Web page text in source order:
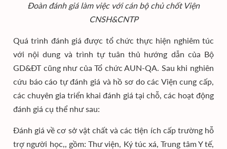
Đoàn đánh giá làm việc với cán bộ chủ chốt Viện
CNSH&CNTP
Quá trình đánh giá được tổ chức thực hiện nghiêm túc
với nội dung và trình tự tuân thủ hướng dẫn của Bộ
GD&ĐT cũng như của Tổ chức AUN-QA. Sau khi nghiên
cứu báo cáo tự đánh giá và hồ sơ do các Viện cung cấp,
các chuyên gia triển khai đánh giá tại chỗ, các hoạt động
đánh giá cụ thể như sau:
Đánh giá về cơ sở vật chất và các tiện ích cấp trường hỗ
trợ người học,, gồm: Thư viện, Ký túc xá, Trung tâm Y tế,